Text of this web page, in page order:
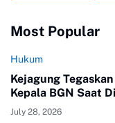
Most Popular
Hukum
Kejagung
Kepala BGN Saat
July 28, 2026